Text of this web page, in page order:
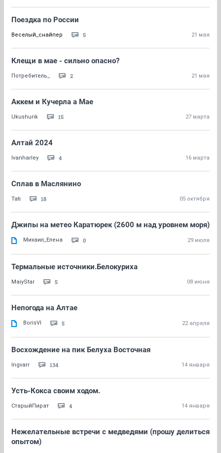
Поездка по России
Веселый_снайпер 5 21 мая
Клещи в мае - сильно опасно?
Потребитель_ 2 21 мая
Аккем и Кучерла а Мае
Ukushurik 15 27 марта
Алтай 2024
Ivanharley 4 16 марта
Сплав в Маслянино
Tati 18 05 октября
Джипы на метео Каратюрек (2600 м над уровнем моря)
Михаил_Елена 0 29 июля
Термальные источники.Белокуриха
MaiyStar 5 08 июня
Непогода на Алтае
BorisVl 5 22 апреля
Восхождение на пик Белуха Восточная
Ingvarr 134 14 января
Усть-Кокса своим ходом.
СтарыйПират 4 14 января
Нежелательные встречи с медведями (прошу делиться
опытом)